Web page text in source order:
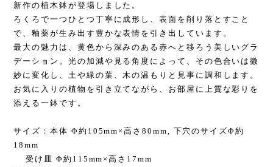
新作の植木鉢が登場しました。
ろくろで一つひとつ丁寧に成形し、表面を削り落とすこと
で、釉薬が生み出す豊かな表情を引き出しています。
最大の魅力は、黄色から深みのある赤へと移ろう美しいグラ
デーション。光の加減や見る角度によって、その色合いは微
妙に変化し、土や緑の葉、木の温もりと見事に調和します。
お気に入りの植物を引き立てながら、お部屋に上質な彩りを
添える一鉢です。
サイズ：本体 Φ約105mm×高さ80mm, 下穴のサイズΦ約
18mm
受け皿 Φ約115mm×高さ17mm